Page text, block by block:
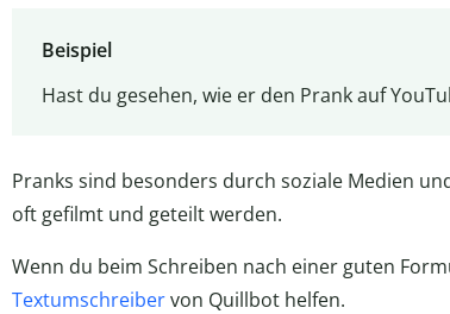
Beispiel
Hast du gesehen, wie er den Prank auf
Pranks sind besonders durch soziale Medien
oft gefilmt und geteilt werden.
Wenn du beim Schreiben nach einer guten
Textumschreibervon Quillbot helfen.